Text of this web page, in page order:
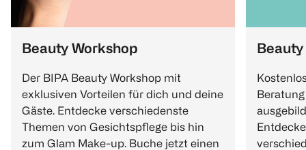
Beauty Workshop
Der BIPA Beauty Workshop mit
exklusiven Vorteilen für dich und deine
Gäste. Entdecke verschiedenste
Themen von Gesichtspflege bis hin
zum Glam Make-up. Buche jetzt einen
Beauty